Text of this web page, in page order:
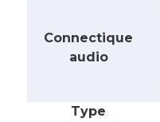
Connectique
audio
Type